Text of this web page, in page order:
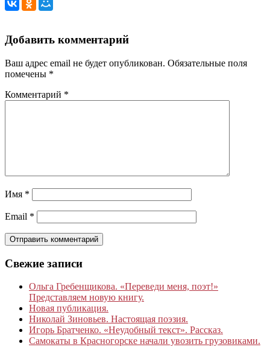
Добавить комментарий
Ваш адрес email не будет опубликован. Обязательные поля
помечены *
Комментарий *
Имя *
Email *
Свежие записи
Ольга Гребенщикова. «Переведи меня, поэт!»
Представляем новую книгу.
Новая публикация.
Николай Зиновьев. Настоящая поэзия.
Игорь Братченко. «Неудобный текст». Рассказ.
Самокаты в Красногорске начали увозить грузовиками.